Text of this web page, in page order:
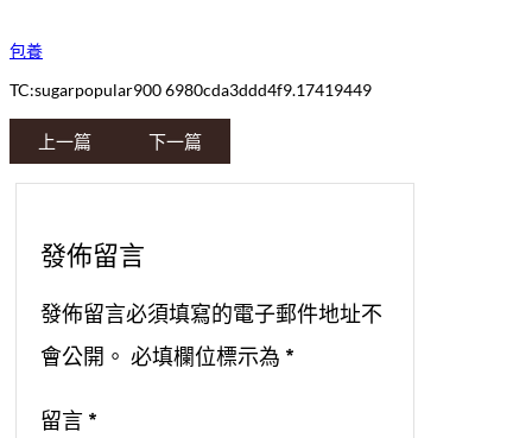
包養
TC:sugarpopular900 6980cda3ddd4f9.17419449
上一篇 下一篇
發佈留言
發佈留言必須填寫的電子郵件地址不
會公開。 必填欄位標示為 *
留言 *